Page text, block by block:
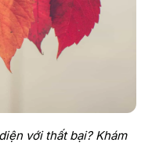
với thất bại? Khám